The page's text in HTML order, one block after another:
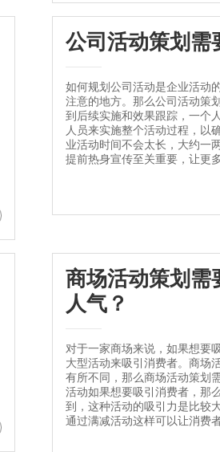
公司活动策划需
如何规划公司活动是企业活动
注意的地方。那么公司活动策
到后续实施和效果跟踪，一个
人员来实施整个活动过程，以
业活动时间不会太长，大约一
提前热身宣传至关重要，让更
商场活动策划需
人气？
对于一家商场来说，如果想要
大型活动来吸引消费者。商场
有所不同，那么商场活动策划
活动如果想要吸引消费者，那
到，这种活动的吸引力是比较
通过满减活动这样可以让消费